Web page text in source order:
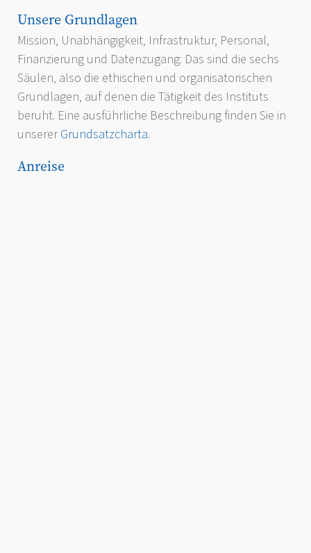
Unsere Grundlagen
Mission, Unabhängigkeit, Infrastruktur, Personal,
Finanzierung und Datenzugang: Das sind die sechs
Säulen, also die ethischen und organisatorischen
Grundlagen, auf denen die Tätigkeit des Instituts
beruht. Eine ausführliche Beschreibung finden Sie in
unserer Grundsatzcharta.
Anreise